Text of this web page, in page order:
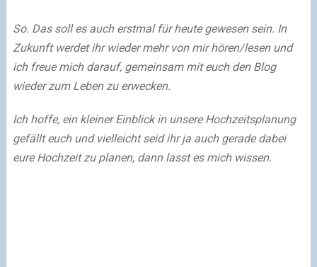
So. Das soll es auch erstmal für heute gewesen sein. In
Zukunft werdet ihr wieder mehr von mir hören/lesen und
ich freue mich darauf, gemeinsam mit euch den Blog
wieder zum Leben zu erwecken.
Ich hoffe, ein kleiner Einblick in unsere Hochzeitsplanung
gefällt euch und vielleicht seid ihr ja auch gerade dabei
eure Hochzeit zu planen, dann lasst es mich wissen.